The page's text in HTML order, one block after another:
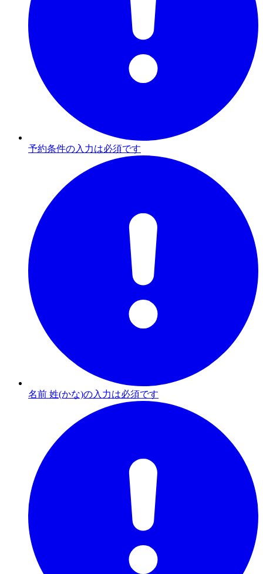
予約条件の入力は必須です
名前 姓(かな)の入力は必須です